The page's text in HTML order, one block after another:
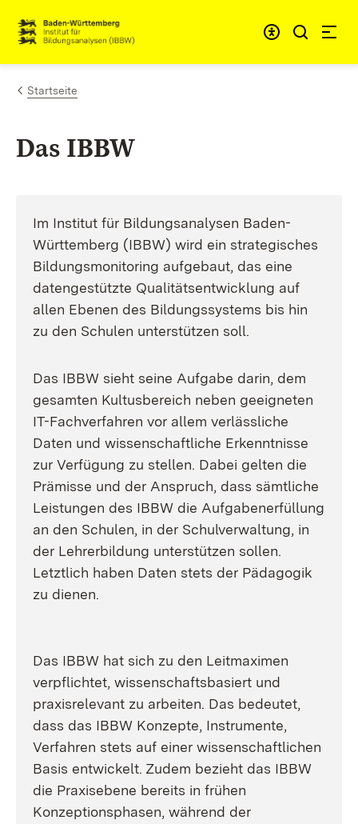
Zum Inhalt springen
Link zur Startseite
Startseite
Das IBBW
Im Institut für Bildungsanalysen Baden-
Württemberg (IBBW) wird ein strategisches
Bildungsmonitoring aufgebaut, das eine
datengestützte Qualitätsentwicklung auf
allen Ebenen des Bildungssystems bis hin
zu den Schulen unterstützen soll.
Das IBBW sieht seine Aufgabe darin, dem
gesamten Kultusbereich neben geeigneten
IT-Fachverfahren vor allem verlässliche
Daten und wissenschaftliche Erkenntnisse
zur Verfügung zu stellen. Dabei gelten die
Prämisse und der Anspruch, dass sämtliche
Leistungen des IBBW die Aufgabenerfüllung
an den Schulen, in der Schulverwaltung, in
der Lehrerbildung unterstützen sollen.
Letztlich haben Daten stets der Pädagogik
zu dienen.
Das IBBW hat sich zu den Leitmaximen
verpflichtet, wissenschaftsbasiert und
praxisrelevant zu arbeiten. Das bedeutet,
dass das IBBW Konzepte, Instrumente,
Verfahren stets auf einer wissenschaftlichen
Basis entwickelt. Zudem bezieht das IBBW
die Praxisebene bereits in frühen
Konzeptionsphasen, während der